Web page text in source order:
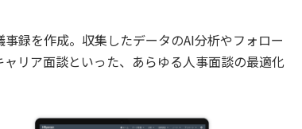
録を作成。収集したデータのAI分析やフォロー
リア面談といった、あらゆる人事面談の最適化